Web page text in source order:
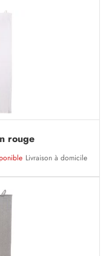
rouge
Livraison à domicile